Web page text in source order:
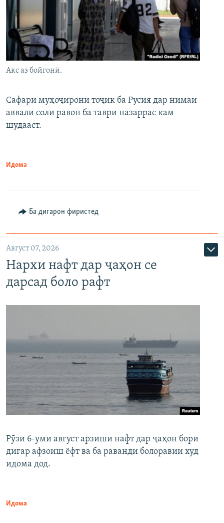
Акс аз бойгонӣ.
Сафари муҳоҷирони тоҷик ба Русия дар нимаи
аввали соли равон ба таври назаррас кам
шудааст.
Идома
Ба дигарон фиристед
Август 07, 2026
Нархи нафт дар ҷаҳон се
дарсад боло рафт
Рӯзи 6-уми август арзиши нафт дар ҷаҳон бори
дигар афзоиш ёфт ва ба раванди болоравии худ
идома дод.
Идома